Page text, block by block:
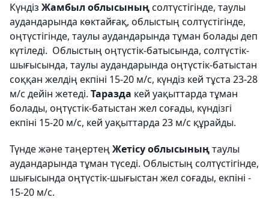
Күндіз Жамбыл облысыныңсолтүстігінде, таулы
аудандарында көктайғақ, облыстың солтүстігінде,
оңтүстігінде, таулы аудандарында тұман болады деп
күтіледі. Облыстың оңтүстік-батысында, солтүстік-
шығысында, таулы аудандарында оңтүстік-батыстан
соққан желдің екпіні 15-20 м/с, күндіз кей тұста 23-28
м/с дейін жетеді. Таразда кей уақыттарда тұман
болады, оңтүстік-батыстан жел соғады, күндізгі
екпіні 15-20 м/с, кей уақыттарда 23 м/с құрайды.
Түнде және таңертең Жетісу облысыныңтаулы
аудандарында тұман түседі. Облыстың солтүстігінде,
шығысында оңтүстік-шығыстан жел соғады, екпіні -
15-20 м/с.